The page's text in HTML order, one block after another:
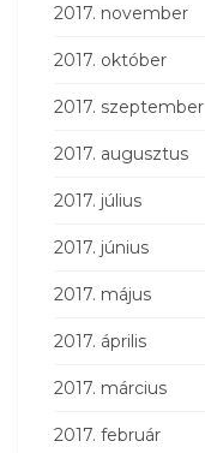
2017. november
2017. október
2017. szeptember
2017. augusztus
2017. július
2017. június
2017. május
2017. április
2017. március
2017. február